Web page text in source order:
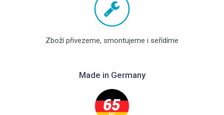
Zboží přivezeme, smontujeme i seřídíme
Made in Germany